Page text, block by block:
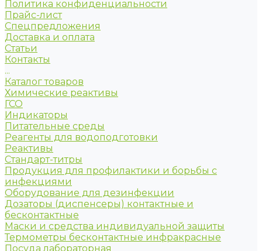
Политика конфиденциальности
Прайс-лист
Спецпредложения
Доставка и оплата
Статьи
Контакты
...
Каталог товаров
Химические реактивы
ГСО
Индикаторы
Питательные среды
Реагенты для водоподготовки
Реактивы
Стандарт-титры
Продукция для профилактики и борьбы с
инфекциями
Оборудование для дезинфекции
Дозаторы (диспенсеры) контактные и
бесконтактные
Маски и средства индивидуальной защиты
Термометры бесконтактные инфракрасные
Посуда лабораторная